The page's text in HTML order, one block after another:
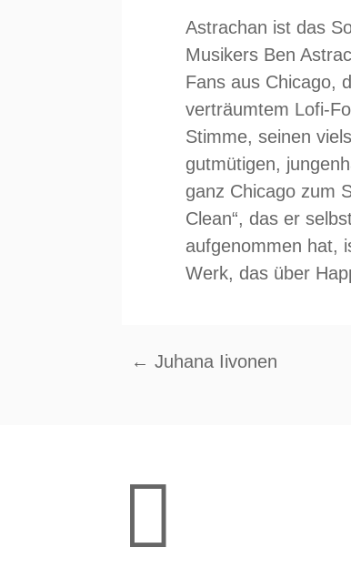
Astrachan ist das
Musikers Ben
Fans aus Chicago,
verträumtem Lofi-
Stimme, seinen
gutmütigen,
ganz Chicago zum
Clean“, das er
aufgenommen hat,
Werk, das über
←Juhana Iivonen
